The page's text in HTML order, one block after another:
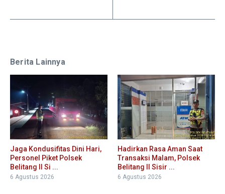
Berita Lainnya
Jaga Kondusifitas Dini Hari,
Personel Piket Polsek
Belitang II Si ...
6 Agustus 2026
Hadirkan Rasa Aman Saat
Transaksi Malam, Polsek
Belitang II Sisir ...
6 Agustus 2026